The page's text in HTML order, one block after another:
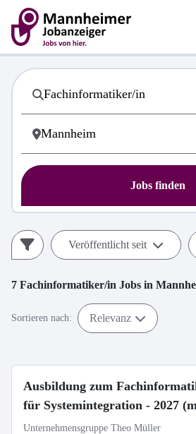
Jobs finden
Veröffentlicht seit
7 Fachinformatiker/in Jobs in
Sortieren nach: Relevanz
Ausbildung zum
für Systemintegration - 2027
Unternehmensgruppe Theo Müller